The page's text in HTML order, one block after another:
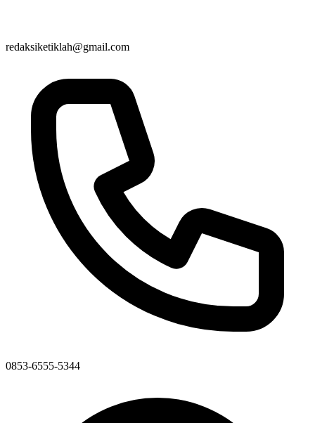
redaksiketiklah@gmail.com
0853-6555-5344